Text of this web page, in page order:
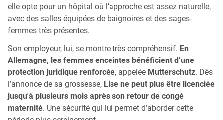
elle opte pour un hôpital où l’approche est assez naturelle,
avec des salles équipées de baignoires et des sages-
femmes très présentes.
Son employeur, lui, se montre très compréhensif. En
Allemagne, les femmes enceintes bénéficient d’une
protection juridique renforcée, appelée Mutterschutz. Dès
l’annonce de sa grossesse, Lise ne peut plus être licenciée
jusqu'à plusieurs mois après son retour de congé
maternité. Une sécurité qui lui permet d’aborder cette